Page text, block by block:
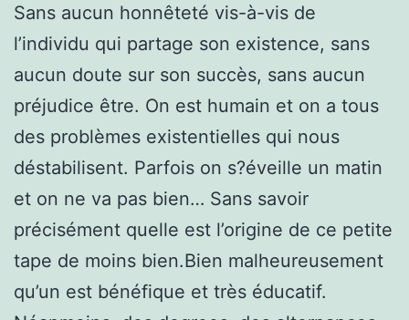
Sans aucun honnêteté vis-à-vis de
l’individu qui partage son existence, sans
aucun doute sur son succès, sans aucun
préjudice être. On est humain et on a tous
des problèmes existentielles qui nous
déstabilisent. Parfois on s?éveille un matin
et on ne va pas bien… Sans savoir
précisément quelle est l’origine de ce petite
tape de moins bien.Bien malheureusement
qu’un est bénéfique et très éducatif.